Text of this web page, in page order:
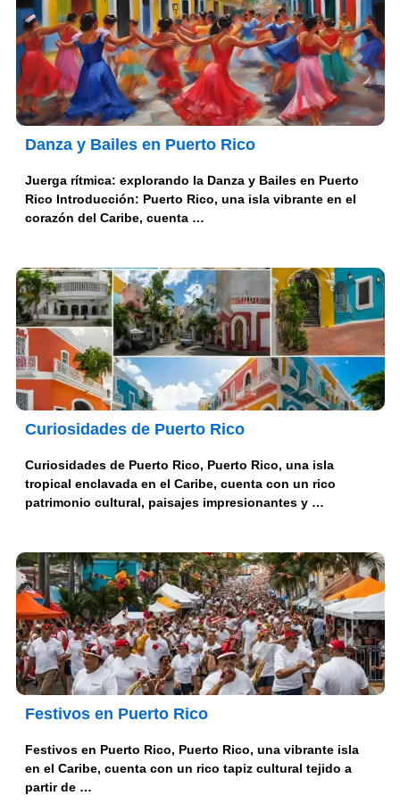
Danza y Bailes en Puerto Rico
Juerga rítmica: explorando la Danza y Bailes en Puerto
Rico Introducción: Puerto Rico, una isla vibrante en el
corazón del Caribe, cuenta …
Curiosidades de Puerto Rico
Curiosidades de Puerto Rico, Puerto Rico, una isla
tropical enclavada en el Caribe, cuenta con un rico
patrimonio cultural, paisajes impresionantes y …
Festivos en Puerto Rico
Festivos en Puerto Rico, Puerto Rico, una vibrante isla
en el Caribe, cuenta con un rico tapiz cultural tejido a
partir de …